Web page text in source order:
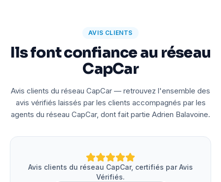
AVIS CLIENTS
Ils font confiance au réseau
CapCar
Avis clients du réseau CapCar — retrouvez l'ensemble des
avis vérifiés laissés par les clients accompagnés par les
agents du réseau CapCar, dont fait partie Adrien Balavoine.
Avis clients du réseau CapCar, certifiés par Avis
Vérifiés.